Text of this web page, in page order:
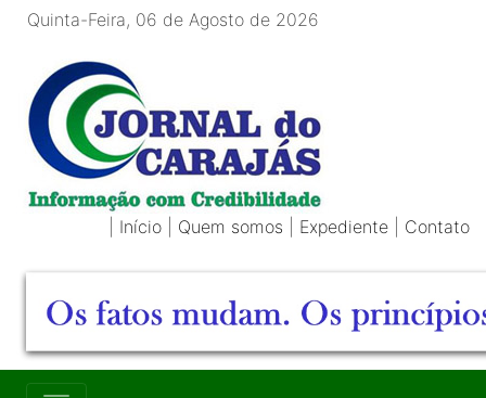
Quinta-Feira, 06 de Agosto de 2026
Início Quem somos Expediente Contato